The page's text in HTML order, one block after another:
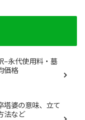
–永代使用料・墓
価格
塔婆の意味、立て
法など